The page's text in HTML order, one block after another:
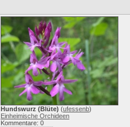
Hundswurz (Blüte) (ufessenb)
Einheimische Orchideen
Kommentare: 0